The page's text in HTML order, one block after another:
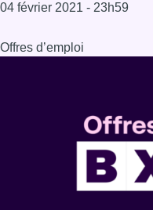
04 février 2021 - 23h59
Offres d’emploi